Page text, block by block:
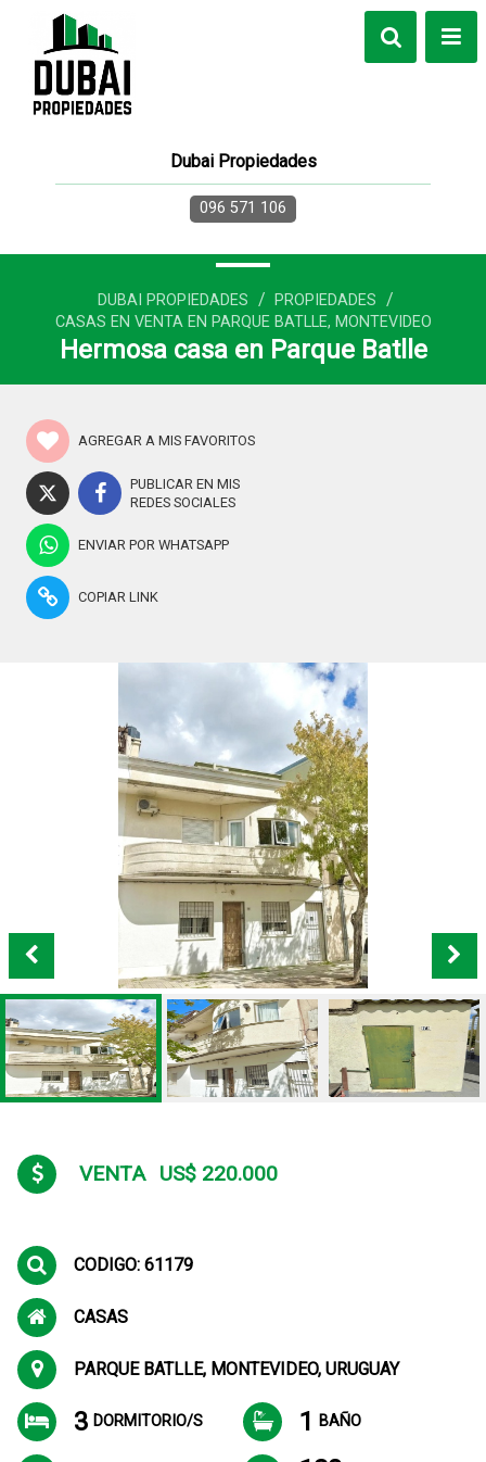
Dubai Propiedades
096 571 106
DUBAI PROPIEDADES / PROPIEDADES /
CASAS EN VENTA EN PARQUE BATLLE, MONTEVIDEO
Hermosa casa en Parque Batlle
AGREGAR A MIS FAVORITOS
PUBLICAR EN MIS
REDES SOCIALES
ENVIAR POR WHATSAPP
COPIAR LINK
VENTA US$ 220.000
CODIGO: 61179
CASAS
PARQUE BATLLE, MONTEVIDEO, URUGUAY
3 DORMITORIO/S 1 BAÑO